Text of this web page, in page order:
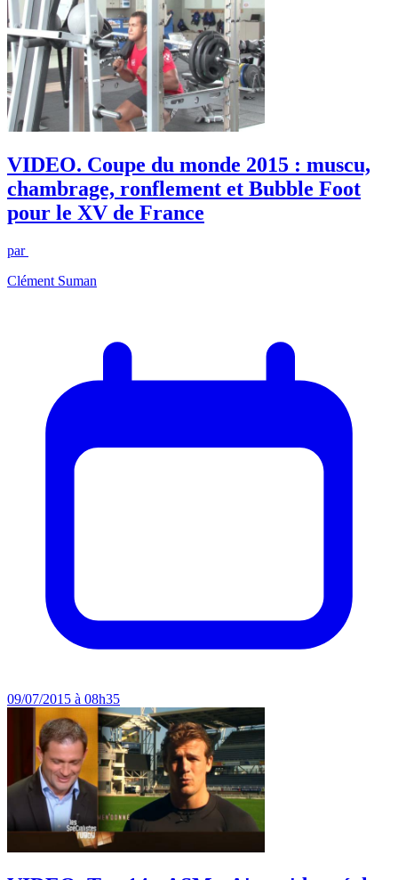
VIDEO. Coupe du monde 2015 : muscu,
chambrage, ronflement et Bubble Foot
pour le XV de France
par
Clément Suman
09/07/2015 à 08h35